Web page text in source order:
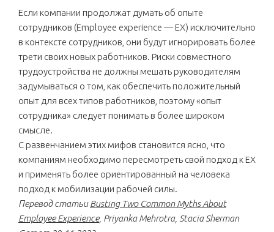
Если компании продолжат думать об опыте
сотрудников (Employee experience — EX) исключительно
в контексте сотрудников, они будут игнорировать более
трети своих новых работников. Риски совместного
трудоустройства не должны мешать руководителям
задумываться о том, как обеспечить положительный
опыт для всех типов работников, поэтому «опыт
сотрудника» следует понимать в более широком
смысле.
С развенчанием этих мифов становится ясно, что
компаниям необходимо пересмотреть свой подход к EX
и применять более ориентированный на человека
подход к мобилизации рабочей силы.
Перевод статьиBusting Two Common Myths About
Employee Experience, Priyanka Mehrotra, Stacia Sherman